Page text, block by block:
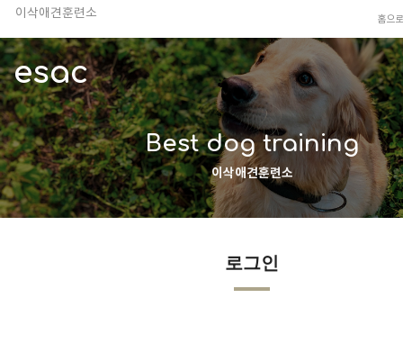
이삭애견훈련소
안전하고 행복한 펫티켓 선도!
경기도 화성시 봉담읍 위치
이찬종, 이웅종 소장 소개
홈으로
esac
Best dog training
이삭애견훈련소
로그인